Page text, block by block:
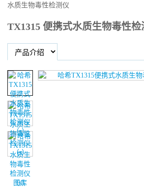
水质生物毒性检测仪
TX1315 便携式水质生物毒性检
图库